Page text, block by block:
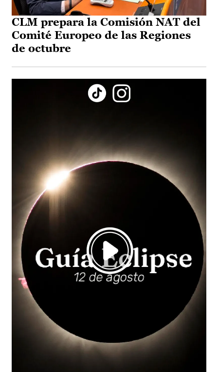
CLM prepara la Comisión NAT del
Comité Europeo de las Regiones
de octubre